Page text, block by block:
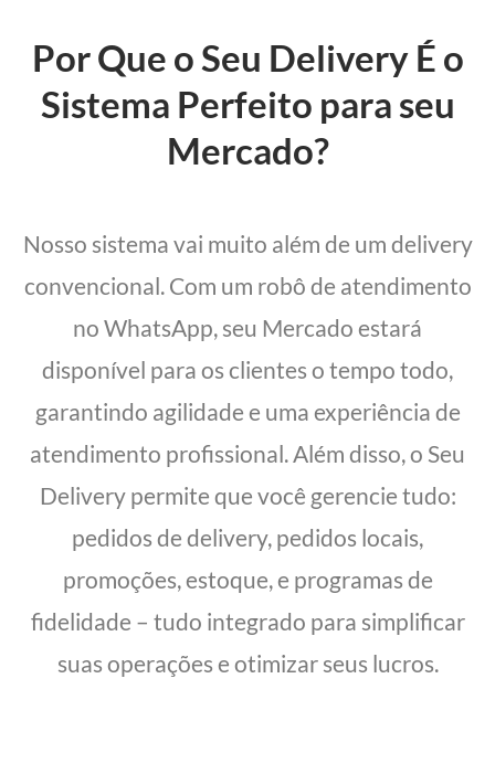
Por Que o Seu Delivery É o
Sistema Perfeito para seu
Mercado?
Nosso sistema vai muito além de um delivery
convencional. Com um robô de atendimento
no WhatsApp, seu Mercado estará
disponível para os clientes o tempo todo,
garantindo agilidade e uma experiência de
atendimento profissional. Além disso, o Seu
Delivery permite que você gerencie tudo:
pedidos de delivery, pedidos locais,
promoções, estoque, e programas de
fidelidade – tudo integrado para simplificar
suas operações e otimizar seus lucros.